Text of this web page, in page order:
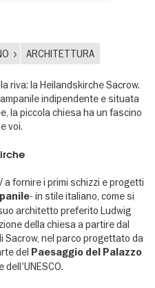
ARCHITETTURA
riva: la Heilandskirche Sacrow.
indipendente e situata
la piccola chiesa ha un fascino
voi.
a fornire i primi schizzi e progetti
- in stile italiano, come si
architetto preferito Ludwig
della chiesa a partire dal
Sacrow, nel parco progettato da
del Paesaggio del Palazzo
dell'UNESCO.